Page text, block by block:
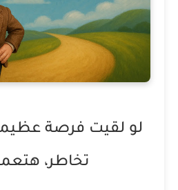
لو لقيت فرصة
تخاطر،